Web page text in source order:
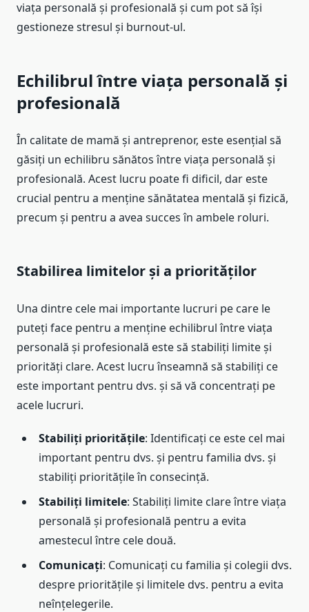
viața personală și profesională și cum pot să își
gestioneze stresul și burnout-ul.
Echilibrul între viața personală și
profesională
În calitate de mamă și antreprenor, este esențial să
găsiți un echilibru sănătos între viața personală și
profesională. Acest lucru poate fi dificil, dar este
crucial pentru a menține sănătatea mentală și fizică,
precum și pentru a avea succes în ambele roluri.
Stabilirea limitelor și a priorităților
Una dintre cele mai importante lucruri pe care le
puteți face pentru a menține echilibrul între viața
personală și profesională este să stabiliți limite și
priorități clare. Acest lucru înseamnă să stabiliți ce
este important pentru dvs. și să vă concentrați pe
acele lucruri.
Stabiliți prioritățile: Identificați ce este cel mai
important pentru dvs. și pentru familia dvs. și
stabiliți prioritățile în consecință.
Stabiliți limitele: Stabiliți limite clare între viața
personală și profesională pentru a evita
amestecul între cele două.
Comunicați: Comunicați cu familia și colegii dvs.
despre prioritățile și limitele dvs. pentru a evita
neînțelegerile.